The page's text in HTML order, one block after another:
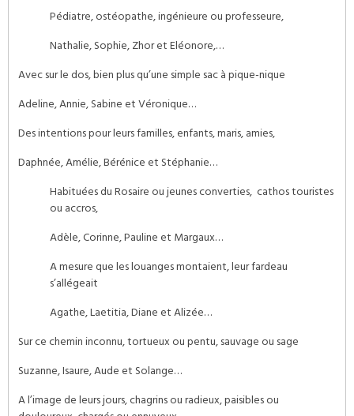
Pédiatre, ostéopathe, ingénieure ou professeure,
Nathalie, Sophie, Zhor et Eléonore,…
Avec sur le dos, bien plus qu’une simple sac à pique-nique
Adeline, Annie, Sabine et Véronique…
Des intentions pour leurs familles, enfants, maris, amies,
Daphnée, Amélie, Bérénice et Stéphanie…
Habituées du Rosaire ou jeunes converties, cathos touristes
ou accros,
Adèle, Corinne, Pauline et Margaux…
A mesure que les louanges montaient, leur fardeau
s’allégeait
Agathe, Laetitia, Diane et Alizée…
Sur ce chemin inconnu, tortueux ou pentu, sauvage ou sage
Suzanne, Isaure, Aude et Solange…
A l’image de leurs jours, chagrins ou radieux, paisibles ou